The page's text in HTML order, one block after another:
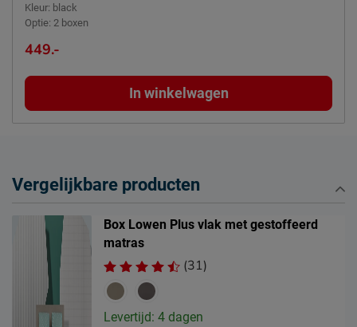
Kleur: black
Optie: 2 boxen
449.-
In winkelwagen
Vergelijkbare producten
Box Lowen Plus vlak met gestoffeerd
matras
(31)
Levertijd: 4 dagen